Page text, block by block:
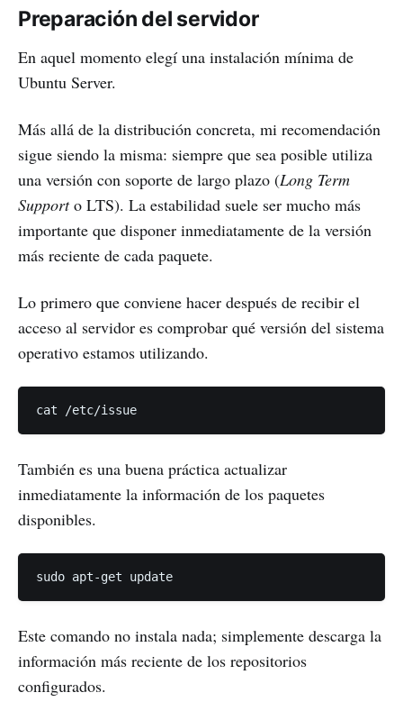
Preparación del servidor
En aquel momento elegí una instalación mínima de
Ubuntu Server.
Más allá de la distribución concreta, mi recomendación
sigue siendo la misma: siempre que sea posible utiliza
una versión con soporte de largo plazo (Long Term
Supporto LTS). La estabilidad suele ser mucho más
importante que disponer inmediatamente de la versión
más reciente de cada paquete.
Lo primero que conviene hacer después de recibir el
acceso al servidor es comprobar qué versión del sistema
operativo estamos utilizando.
También es una buena práctica actualizar
inmediatamente la información de los paquetes
disponibles.
Este comando no instala nada; simplemente descarga la
información más reciente de los repositorios
configurados.